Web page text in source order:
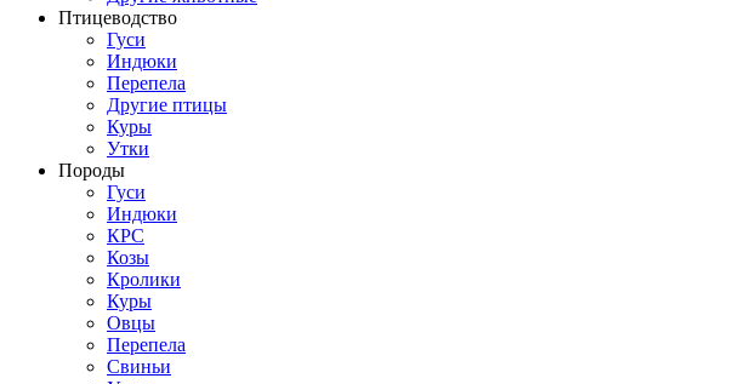
Птицеводство
Гуси
Индюки
Перепела
Другие птицы
Куры
Утки
Породы
Гуси
Индюки
КРС
Козы
Кролики
Куры
Овцы
Перепела
Свиньи